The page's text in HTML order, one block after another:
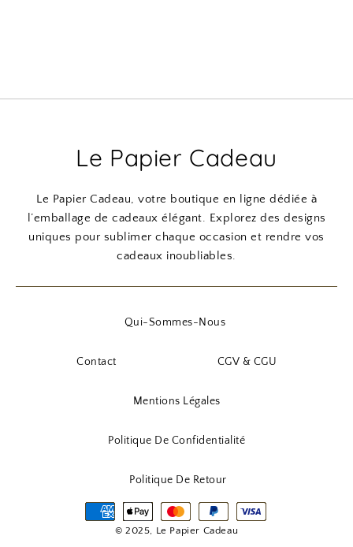
Le Papier Cadeau
Le Papier Cadeau, votre boutique en ligne dédiée à
l’emballage de cadeaux élégant. Explorez des designs
uniques pour sublimer chaque occasion et rendre vos
cadeaux inoubliables.
Qui-Sommes-Nous
Contact CGV & CGU
Mentions Légales
Politique De Confidentialité
Politique De Retour
© 2025, Le Papier Cadeau